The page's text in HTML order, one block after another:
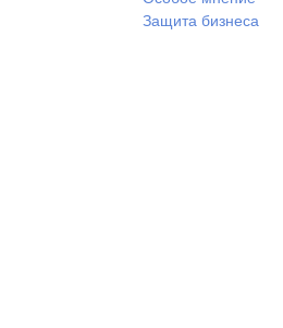
Защита бизнеса